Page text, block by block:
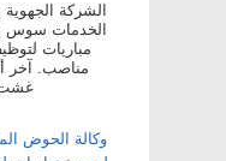
الشركة الجهوية
الخدمات سوس
غشت